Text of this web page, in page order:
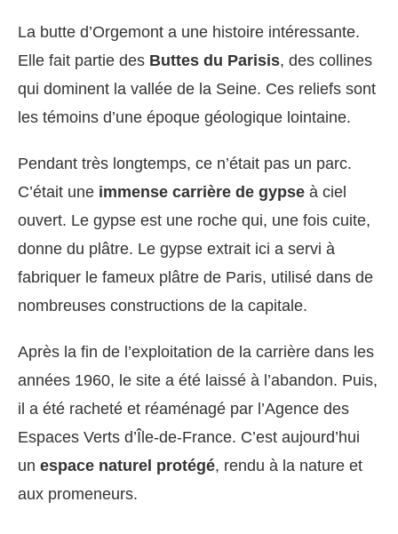
La butte d’Orgemont a une histoire intéressante.
Elle fait partie des Buttes du Parisis, des collines
qui dominent la vallée de la Seine. Ces reliefs sont
les témoins d’une époque géologique lointaine.
Pendant très longtemps, ce n’était pas un parc.
C’était une immense carrière de gypse à ciel
ouvert. Le gypse est une roche qui, une fois cuite,
donne du plâtre. Le gypse extrait ici a servi à
fabriquer le fameux plâtre de Paris, utilisé dans de
nombreuses constructions de la capitale.
Après la fin de l’exploitation de la carrière dans les
années 1960, le site a été laissé à l’abandon. Puis,
il a été racheté et réaménagé par l’Agence des
Espaces Verts d’Île-de-France. C’est aujourd’hui
un espace naturel protégé, rendu à la nature et
aux promeneurs.